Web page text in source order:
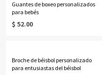
Guantes de boxeo personalizados
para bebés
$ 52.00
Broche de béisbol personalizado
para entusiastas del béisbol